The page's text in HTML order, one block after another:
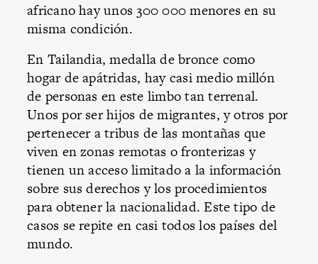
africano hay unos 300 000 menores en su
misma condición.
En Tailandia, medalla de bronce como
hogar de apátridas, hay casi medio millón
de personas en este limbo tan terrenal.
Unos por ser hijos de migrantes, y otros por
pertenecer a tribus de las montañas que
viven en zonas remotas o fronterizas y
tienen un acceso limitado a la información
sobre sus derechos y los procedimientos
para obtener la nacionalidad. Este tipo de
casos se repite en casi todos los países del
mundo.